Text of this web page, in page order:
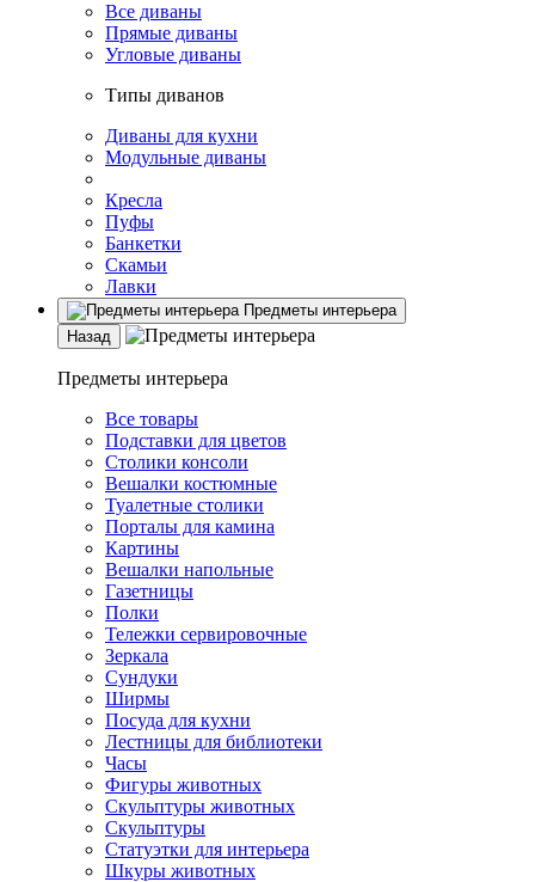
Все диваны
Прямые диваны
Угловые диваны
Типы диванов
Диваны для кухни
Модульные диваны
Кресла
Пуфы
Банкетки
Скамьи
Лавки
Предметы интерьера
Назад
Предметы интерьера
Все товары
Подставки для цветов
Столики консоли
Вешалки костюмные
Туалетные столики
Порталы для камина
Картины
Вешалки напольные
Газетницы
Полки
Тележки сервировочные
Зеркала
Сундуки
Ширмы
Посуда для кухни
Лестницы для библиотеки
Часы
Фигуры животных
Скульптуры животных
Скульптуры
Статуэтки для интерьера
Шкуры животных